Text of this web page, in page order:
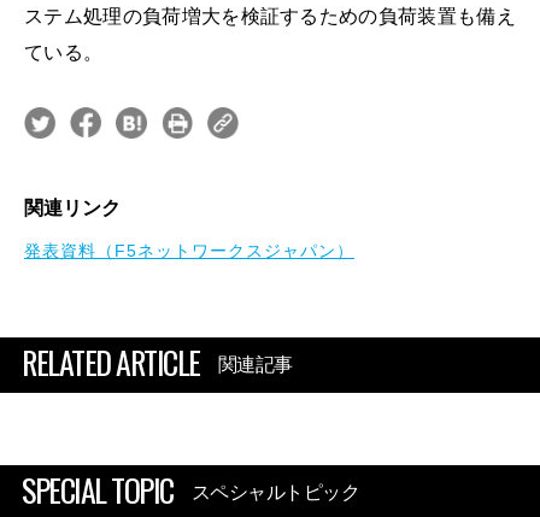
ステム処理の負荷増大を検証するための負荷装置も備え
ている。
関連リンク
発表資料（F5ネットワークスジャパン）
RELATED ARTICLE 関連記事
SPECIAL TOPIC スペシャルトピック